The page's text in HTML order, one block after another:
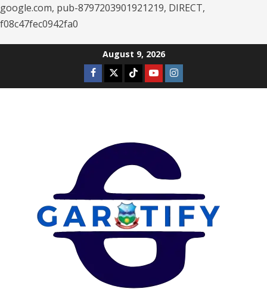
google.com, pub-8797203901921219, DIRECT,
f08c47fec0942fa0
August 9, 2026
Facebook
TwitterTiktokYoutubeInstagram